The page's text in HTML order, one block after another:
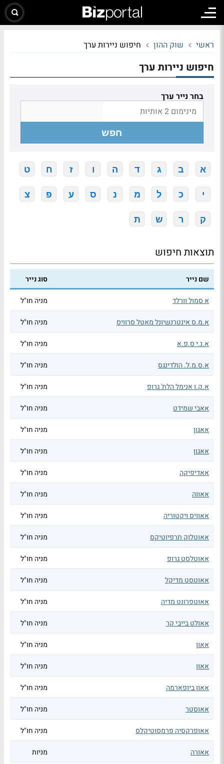
ראשי שוק ההון חיפוש ניירות ערך
חיפוש ניירות ערך
בחר נייר ערך
חפש
א ב ג ד ה ו ז ח ט
י כ ל מ נ ס ע פ צ
ק ר ש ת
תוצאות חיפוש
שם נייר סוג נייר
א סמול וורלד מניה חו"ל
א.מ.ס אינטרנשיונל מאטל סרוויס מניה חו"ל
א.נ.י ס.פ.א מניה חו"ל
א.ס.מ.ל. הולדינגס מניה חו"ל
א.ק.ו אנימל הלת' גרופ מניה חו"ל
אאבי שמידט מניה חו"ל
אאגון מניה חו"ל
אאגון מניה חו"ל
אאדיפיקה מניה חו"ל
אאווה מניה חו"ל
אאוויס ויקטוריה מניה חו"ל
אאוטלוק תרפיוטיקס מניה חו"ל
אאוטלסט גרופ מניה חו"ל
אאוטסט מדיקל מניה חו"ל
אאוטפרונט מדיה מניה חו"ל
אאולט בייבי קר מניה חו"ל
אאון מניה חו"ל
אאון מניה חו"ל
אאון ביופארמה מניה חו"ל
אאוסטר מניה חו"ל
אאופרקסיה פרמסוטיקלס מניה חו"ל
אאורה מניות